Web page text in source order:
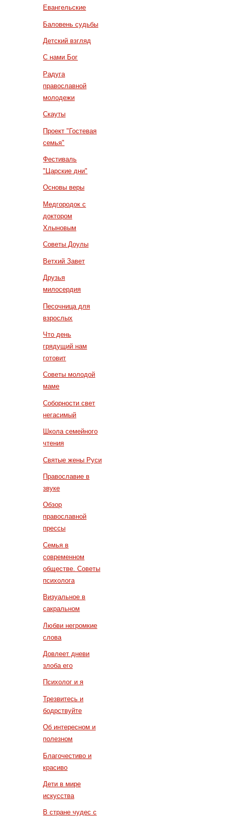
Евангельские
Баловень судьбы
Детский взгляд
С нами Бог
Радуга
православной
молодежи
Скауты
Проект "Гостевая
семья"
Фестиваль
"Царские дни"
Основы веры
Медгородок с
доктором
Хлыновым
Советы Доулы
Ветхий Завет
Друзья
милосердия
Песочница для
взрослых
Что день
грядущий нам
готовит
Советы молодой
маме
Соборности свет
негасимый
Школа семейного
чтения
Святые жены Руси
Православие в
звуке
Обзор
православной
прессы
Семья в
современном
обществе. Советы
психолога
Визуальное в
сакральном
Любви негромкие
слова
Довлеет дневи
злоба его
Психолог и я
Трезвитесь и
бодрствуйте
Об интересном и
полезном
Благочестиво и
красиво
Дети в мире
искусства
В стране чудес с